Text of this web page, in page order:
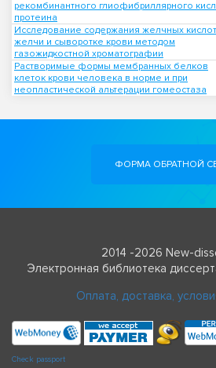
рекомбинантного глиофибриллярного
протеина
Исследование содержания желчных
желчи и сыворотке крови методом
газожидкостной хроматографии
Растворимые формы мембранных белков
клеток крови человека в норме и при
неопластической альтерации гомеостаза
ФОРМА ОБРАТНОЙ
2014 -2026 New-
Электронная библиотека
Оплата, доставка,
Check passport